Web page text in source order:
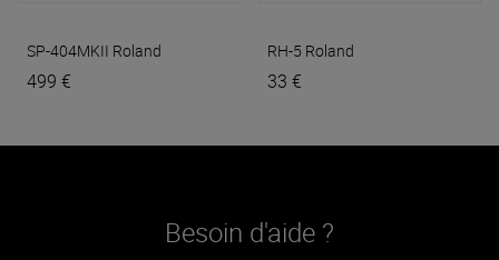
SP-404MKII Roland
499 €
RH-5 Roland
33 €
Besoin d'aide ?